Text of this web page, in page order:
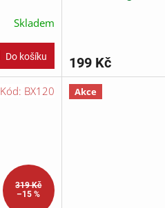
Skladem
Do košíku 199 Kč
319 Kč
–15 %
Kód: BX120 Akce